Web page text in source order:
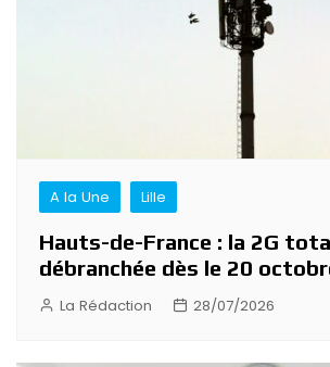
A la Une Lille
Hauts-de-France : la 2G
débranchée dès le 20
La Rédaction 28/07/2026